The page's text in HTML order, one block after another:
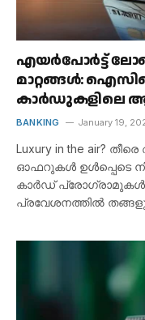
എയർപോർട്ട്
മാറ്റങ്ങൾ:
BANKING January 19,
Luxury in the air?
ഓഫറുകൾ ഉൾപ്പെടെ
കാർഡ്
പ്രവേശനത്തിൽ